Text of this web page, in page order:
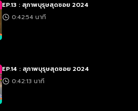
EP.13 : สุภาพบุรุษสุดซอย 2024
0:42:54 นาที
EP.14 : สุภาพบุรุษสุดซอย 2024
0:42:13 นาที